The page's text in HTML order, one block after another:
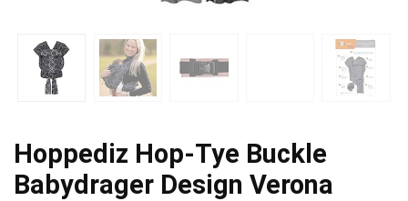
Hoppediz Hop-Tye Buckle
Babydrager Design Verona